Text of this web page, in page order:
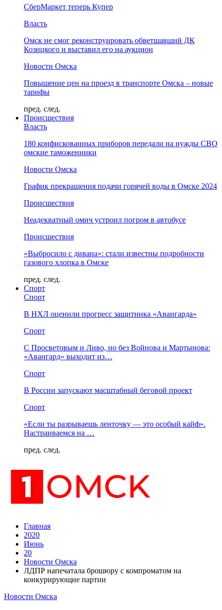
СберМаркет теперь Купер
Власть
Омск не смог реконструировать обветшавший ДК
Козицкого и выставил его на аукцион
Новости Омска
Повышение цен на проезд в транспорте Омска – новые
тарифы
пред. след.
Происшествия
Власть
180 конфискованных приборов передали на нужды СВО
омские таможенники
Новости Омска
График прекращения подачи горячей воды в Омске 2024
Происшествия
Неадекватный омич устроил погром в автобусе
Происшествия
«Выбросило с дивана»: стали известны подробности
газового хлопка в Омске
пред. след.
Спорт
Спорт
В НХЛ оценили прогресс защитника «Авангарда»
Спорт
С Просветовым и Ливо, но без Войнова и Мартынова:
«Авангард» выходит из…
Спорт
В России запускают масштабный беговой проект
Спорт
«Если ты разрываешь ленточку — это особый кайф».
Настраиваемся на …
пред. след.
Главная
2020
Июнь
20
Новости Омска
ЛДПР напечатала брошюру с компроматом на
конкурирующие партии
Новости Омска